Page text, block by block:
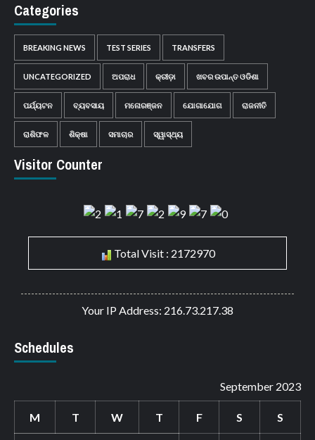
Categories
BREAKING NEWS TEST SERIES TRANSFERS
UNCATEGORIZED ଅପରାଧ କ୍ରୀଡ଼ା ଖବର ଉପାନ୍ତ ଓଡିଶା
ପର୍ଯ୍ୟଟନ ବ୍ୟବସାୟ ମନୋରଞ୍ଜନ ଯୋଗାଯୋଗ ରାଜନୀତି
ରାଶିଫଳ ଶିକ୍ଷା ସମାଚାର ସ୍ୱାସ୍ଥ୍ୟ
Visitor Counter
Total Visit : 2172970
Your IP Address: 216.73.217.38
Schedules
September 2023
M T W T F S S